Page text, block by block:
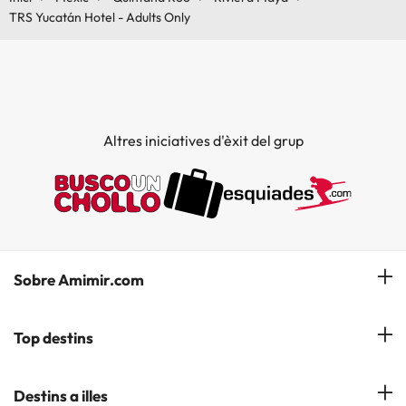
TRS Yucatán Hotel - Adults Only
Altres iniciatives d'èxit del grup
Sobre Amimir.com
¿Qui som?
Top destins
Hotels a Salou
Destins a illes